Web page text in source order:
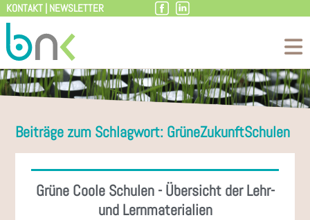
Zum
Inhalt
KONTAKT| NEWSLETTER
Beiträge zum Schlagwort: GrüneZukunftSchulen
Grüne Coole Schulen - Übersicht der Lehr-
und Lernmaterialien